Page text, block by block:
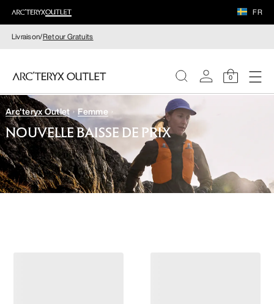
FR
Livraison/Retour Gratuits
0
FEMME
HOMME
Arc'teryx Outlet Femme
NOUVELLE BAISSE DE PRIX